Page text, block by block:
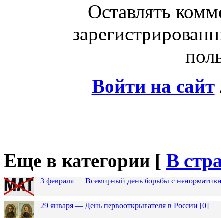
Оставлять
Войти на сайт
Еще в категории [ В
3 февраля — Всемирный день борьбы с
29 января — День первооткрывателя в России [0]